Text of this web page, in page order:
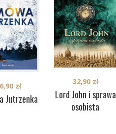
Jutrzenka
zł
Lord John i sprawa
osobista
32,90 zł